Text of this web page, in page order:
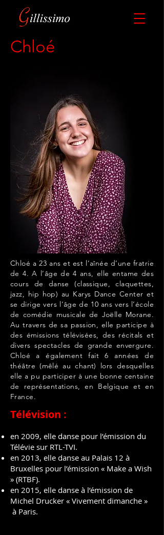
Chloé
Chloé a 23 ans et est l’aînée d’une fratrie
de 4. A l’âge de 4 ans, elle entame des
cours de danse (classique, claquettes,
jazz, hip hop) au Karys Dance Center et
se dirige vers l’âge de 10 ans vers l’école
de comédie musicale de Joëlle Morane.
Au travers de sa passion, elle participe à
des émissions télévisées, des récitals et
divers spectacles de grande envergure.
Chloé a également fait 6 années de
théâtre (mêlé au chant) lors desquelles
elle a pu participer à une bonne centaine
de représentations, en Belgique et en
France.
Télévision :
en 2009, elle danse pour l’émission du
Télévie sur RTL-TVI.
en 2013, elle danse au Palais 12 à
Bruxelles pour l’émission « Make a Wish
» (RTBF).
en 2015, elle danse à l’émission de
Michel Drucker « Vivement dimanche »
à Paris.